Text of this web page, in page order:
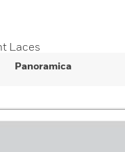
Laces
Panoramica